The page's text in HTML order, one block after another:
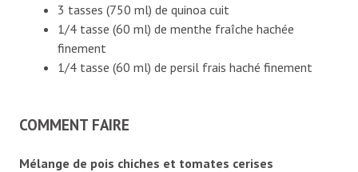
3 tasses (750 ml) de quinoa cuit
1/4 tasse (60 ml) de menthe fraîche hachée
finement
1/4 tasse (60 ml) de persil frais haché finement
COMMENT FAIRE
Mélange de pois chiches et tomates cerises